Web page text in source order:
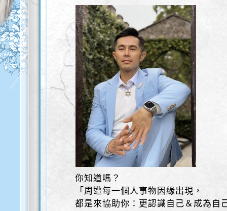
你知道嗎？
「周遭每一個人事物因緣出現，
都是來協助你：更認識自己＆成為自